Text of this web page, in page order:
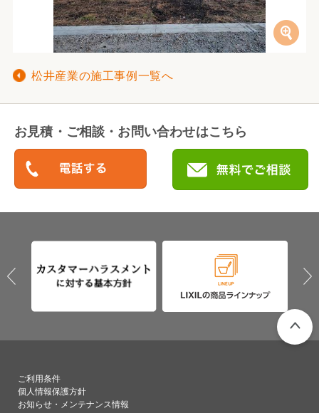
松井産業の施工事例一覧へ
お見積・ご相談・お問い合わせはこちら
ご利用条件
個人情報保護方針
お知らせ・メンテナンス情報